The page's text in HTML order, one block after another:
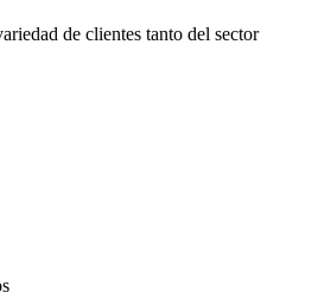
de clientes tanto del sector